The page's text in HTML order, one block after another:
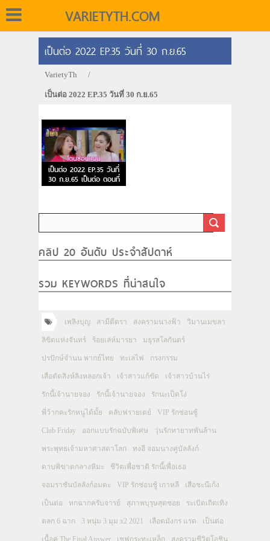
VARIETYTH.COM
เป็นต่อ 2022 EP.35 วันที่ 30 ก.ย.65
VarietyTh /
เป็นต่อ 2022 EP.35 วันที่ 30 ก.ย.65
เป็นต่อ 2022 EP.35 วันที่
30 ก.ย.65 เป็นต่อ ตอนที่
35
คลิป 20 อันดับ ประจำสัปดาห์
รวม KEYWORDS ที่น่าสนใจ
เพลิงบุญ สามีตีตรา สงครามนางฟ้า วิมานเมขลา
ลิขิตแห่งจันทร์ ร้อยเล่ห์มารยา มธุรสโลกันตร์
ปรปักษ์จำนน พากย์ไทย ทะเลไฟ กรงกรรม
เสือตัดสิงห์ลิงหลอกเจ้า เจ้าสาวแก้ขัด เจ้าสาวบ้านไร่
รักนี้เจ้านายจอง รักนี้เจ้านายจอง รักนะเป็ดโง่
พี่ว้ากคะรักหนูได้มั้ย คลับฟรายเดย์ VIP รักซ่อนชู้
Club Friday ออกแบบรักฉบับพิเศษ วุ่นรักทายาทพันล้าน
พระพุทธเจ้ามหาศาสดาโลก ทงอี จอมนางคู่บัลลังก์
ดาบพิฆาตกลางหิมะ ชีวิตเพื่อชาติ รักนี้เพื่อเธอ
จอมราชันบัลลังก์อมตะ VIP รักซ่อนชู้ เกาหลี เสือชะนีเก้ง
เป็นต่อ หกฉากครับจารย์ สุภาพบุรุษสุดซอย ระเบิดเถิดเทิง
ตลก 6 ฉาก 3 หนุ่ม 3 มุม x2 2021 เลือดมังกร แรด เป็นต่อ
เนื้อคู่ The Final Answer เชฟกระทะเหล็ก สงครามชีวิตโอชิน